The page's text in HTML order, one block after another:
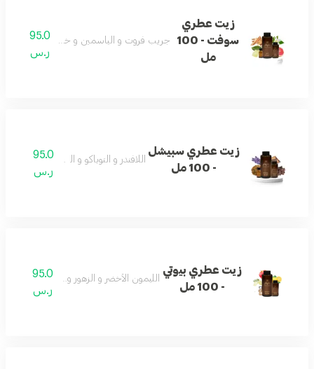
زيت عطري
سوفت - 100
مل
جريب فروت و الياسمين و خشب الصندل و
95.0
ر.س
زيت عطري سبيشل
- 100 مل
اللافندر و التوباكو و اللاذر و العود
95.0
ر.س
زيت عطري بيوتي
- 100 مل
الليمون الأخضر و الزهور و المسك و التفاح
95.0
ر.س